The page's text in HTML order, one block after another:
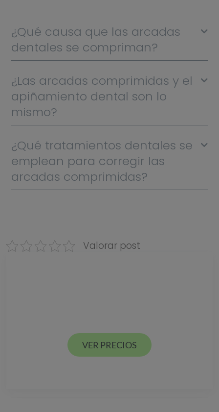
¿Qué causa que las arcadas
dentales se compriman?
¿Las arcadas comprimidas y el
apiñamiento dental son lo
mismo?
¿Qué tratamientos dentales se
emplean para corregir las
arcadas comprimidas?
Valorar post
VER PRECIOS